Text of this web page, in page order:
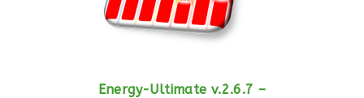
Energy-Ultimate v.2.6.7 –